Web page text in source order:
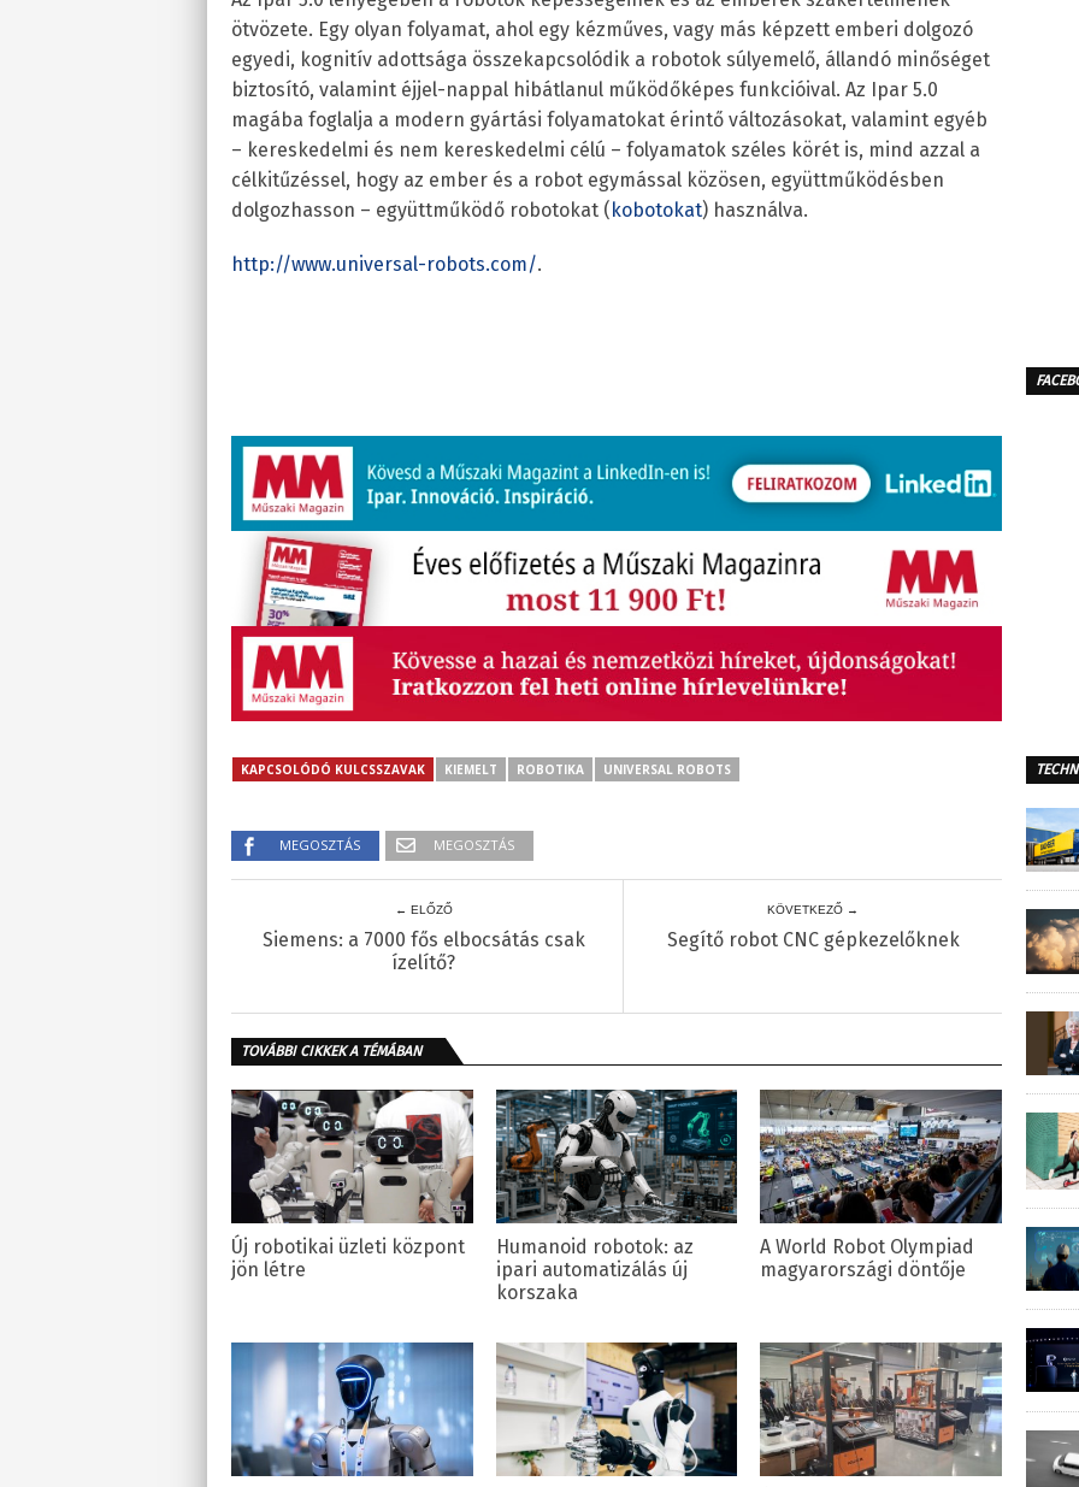
ötvözete. Egy olyan folyamat, ahol egy kézműves, vagy más képzett emberi dolgozó
egyedi, kognitív adottsága összekapcsolódik a robotok súlyemelő, állandó minőséget
biztosító, valamint éjjel-nappal hibátlanul működőképes funkcióival. Az Ipar 5.0
magába foglalja a modern gyártási folyamatokat érintő változásokat, valamint egyéb
– kereskedelmi és nem kereskedelmi célú – folyamatok széles körét is, mind azzal a
célkitűzéssel, hogy az ember és a robot egymással közösen, együttműködésben
dolgozhasson – együttműködő robotokat (kobotokat) használva.
http://www.universal-robots.com/.
KAPCSOLÓDÓ KULCSSZAVAK KIEMELT ROBOTIKA UNIVERSAL ROBOTS
MEGOSZTÁS MEGOSZTÁS
← ELŐZŐ
Siemens: a 7000 fős elbocsátás csak
ízelítő?
KÖVETKEZŐ →
Segítő robot CNC gépkezelőknek
TOVÁBBI CIKKEK A TÉMÁBAN
Új robotikai üzleti központ
jön létre
Humanoid robotok: az
ipari automatizálás új
korszaka
A World Robot Olympiad
magyarországi döntője